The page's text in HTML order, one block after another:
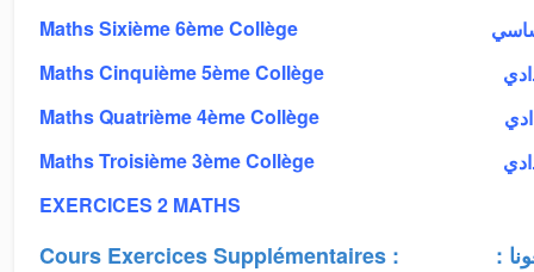
Maths Sixième 6ème Collège
Maths Cinquième 5ème Collège
Maths Quatrième 4ème Collège
Maths Troisième 3ème Collège
EXERCICES 2 MATHS
Cours Exercices Supplémentaires :